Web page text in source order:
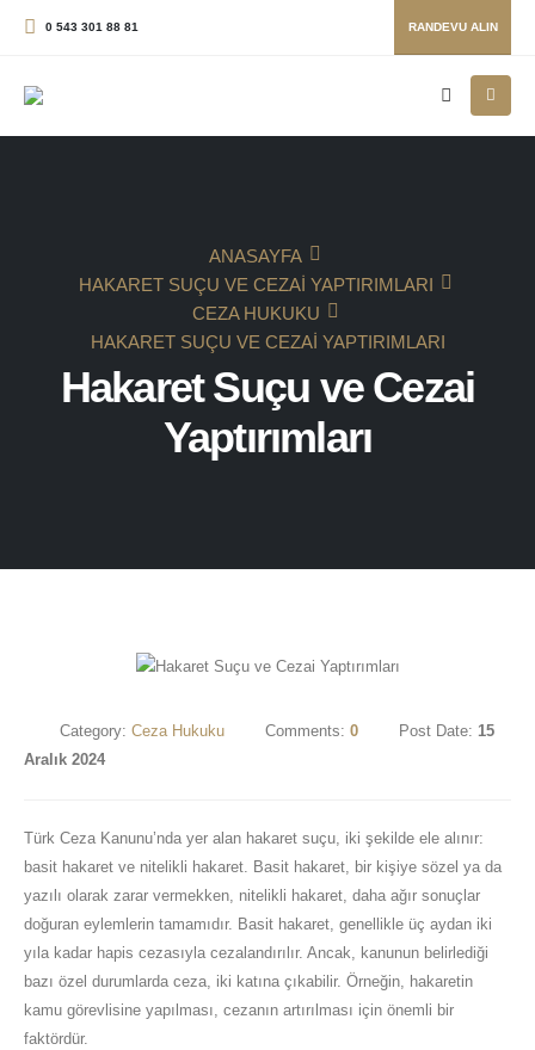
0 543 301 88 81 RANDEVU ALIN
ANASAYFA
HAKARET SUÇU VE CEZAI YAPTIRIMLARI
CEZA HUKUKU
HAKARET SUÇU VE CEZAI YAPTIRIMLARI
Hakaret Suçu ve Cezai
Yaptırımları
Category: Ceza Hukuku Comments: 0 Post Date: 15
Aralık 2024
Türk Ceza Kanunu’nda yer alan hakaret suçu, iki şekilde ele alınır:
basit hakaret ve nitelikli hakaret. Basit hakaret, bir kişiye sözel ya da
yazılı olarak zarar vermekken, nitelikli hakaret, daha ağır sonuçlar
doğuran eylemlerin tamamıdır. Basit hakaret, genellikle üç aydan iki
yıla kadar hapis cezasıyla cezalandırılır. Ancak, kanunun belirlediği
bazı özel durumlarda ceza, iki katına çıkabilir. Örneğin, hakaretin
kamu görevlisine yapılması, cezanın artırılması için önemli bir
faktördür.